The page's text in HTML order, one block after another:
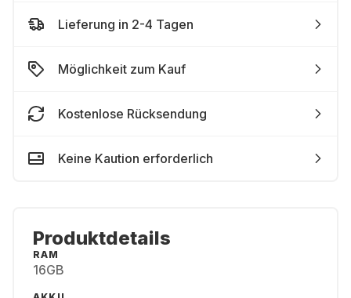
Lieferung in 2-4 Tagen
Möglichkeit zum Kauf
Kostenlose Rücksendung
Keine Kaution erforderlich
Produktdetails
RAM
16GB